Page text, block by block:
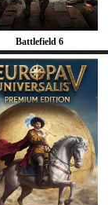
Battlefield 6